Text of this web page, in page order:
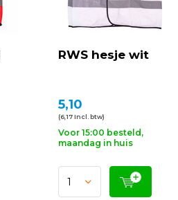
RWS hesje wit
5,10
(6,17 Incl. btw)
Voor 15:00 besteld,
maandag in huis